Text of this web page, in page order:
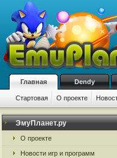
Главная Dendy
Стартовая О проекте
ЭмуПланет.ру
О проекте
Новости игр и программ